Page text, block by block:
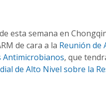
esta semana en
de cara a la Reunión de
Antimicrobianos, que
de Alto Nivel sobre la